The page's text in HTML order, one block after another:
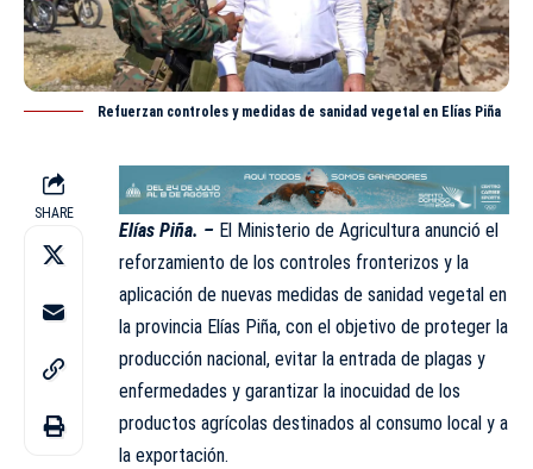
Refuerzan controles y medidas de sanidad vegetal en Elías Piña
SHARE
Elías Piña. – El Ministerio de Agricultura anunció el
reforzamiento de los controles fronterizos y la
aplicación de nuevas medidas de sanidad vegetal en
la provincia Elías Piña, con el objetivo de proteger la
producción nacional, evitar la entrada de plagas y
enfermedades y garantizar la inocuidad de los
productos agrícolas destinados al consumo local y a
la exportación.